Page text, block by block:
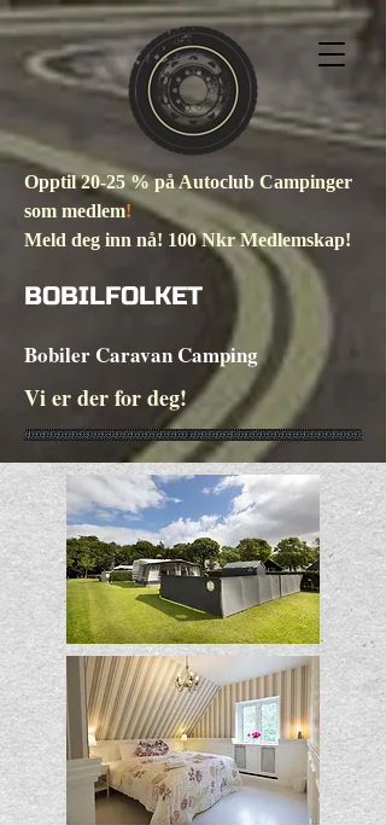
Opptil 20-25 % på Autoclub Campinger
som medlem!
Meld deg inn nå! 100 Nkr Medlemskap!
BOBILFOLKET
Bobiler Caravan Camping
Vi er der for deg!